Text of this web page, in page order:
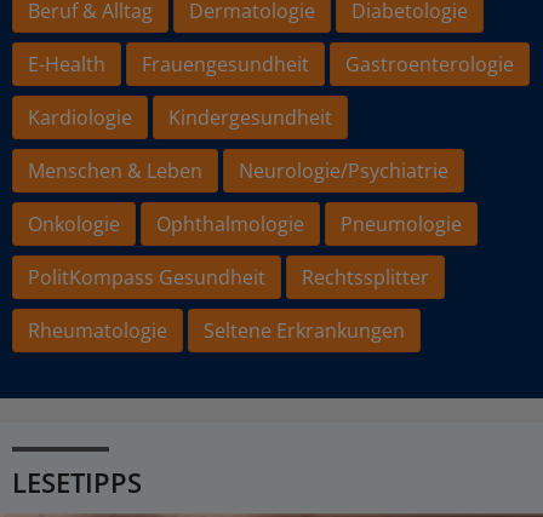
Beruf & Alltag
Dermatologie
Diabetologie
E-Health
Frauengesundheit
Gastroenterologie
Kardiologie
Kindergesundheit
Menschen & Leben
Neurologie/Psychiatrie
Onkologie
Ophthalmologie
Pneumologie
PolitKompass Gesundheit
Rechtssplitter
Rheumatologie
Seltene Erkrankungen
LESETIPPS